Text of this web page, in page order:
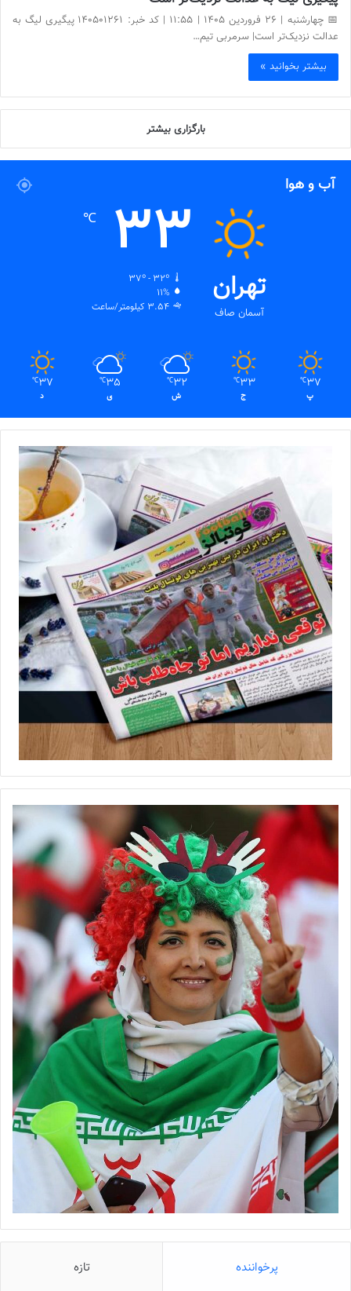
📅 چهارشنبه | ۲6 فروردین ۱۴۰۵ | ۱1:55 | کد خبر: 140501261 پیگیری لیگ به
عدالت نزدیک‌تر است| سرمربی تیم…
بیشتر بخوانید »
بارگزاری بیشتر
آب و هوا
تهران
آسمان صاف
33
℃
37º - 32º
11%
3.54 کیلومتر/ساعت
37
℃
پ
33
℃
ج
32
℃
ش
35
℃
ی
37
℃
د
پرخواننده تازه